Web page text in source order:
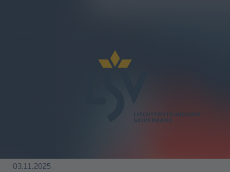
erfolgreiche Partnerschaft
03.11.2025